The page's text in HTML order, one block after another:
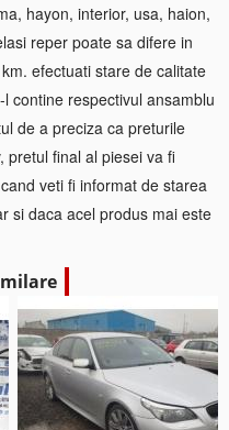
hayon, interior, usa, haion,
reper poate sa difere in
efectuati stare de calitate
contine respectivul ansamblu
de a preciza ca preturile
pretul final al piesei va fi
veti fi informat de starea
si daca acel produs mai este